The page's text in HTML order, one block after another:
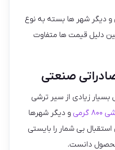
دیگر شهر ها بسته به نوع
دلیل قیمت ها متفاوت
صنعتی
بسیار زیادی از سیر ترشی
گرمی
و دیگر شهرها
بی شمار را بایستی
محصول دانست.